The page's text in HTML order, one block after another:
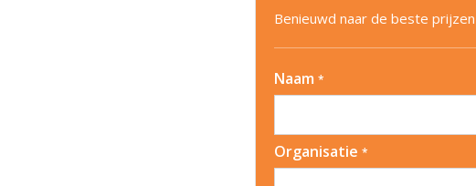
Benieuwd naar de beste
Naam *
Organisatie *